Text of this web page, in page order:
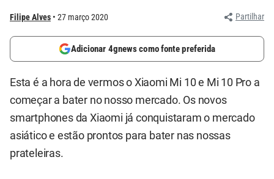
Filipe Alves 27 março 2020 Partilhar
Adicionar 4gnews como fonte preferida
Esta é a hora de vermos o Xiaomi Mi 10 e Mi 10 Pro a
começar a bater no nosso mercado. Os novos
smartphones da Xiaomi já conquistaram o mercado
asiático e estão prontos para bater nas nossas
prateleiras.